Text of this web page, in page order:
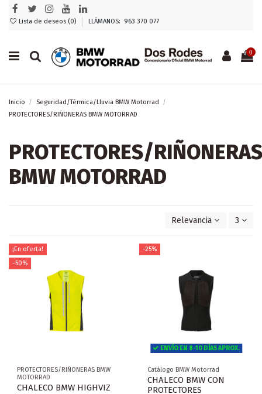
Lista de deseos (0) LLÁMANOS: 963 370 077
0
Inicio
Seguridad/Térmica/Lluvia BMW Motorrad
PROTECTORES/RIÑONERAS BMW MOTORRAD
PROTECTORES/RIÑONERAS
BMW MOTORRAD
Relevancia 3
¡En oferta!
-50%
PROTECTORES/RIÑONERAS BMW
MOTORRAD
CHALECO BMW HIGHVIZ
-25%
ENVÍO EN 8-10 DÍAS APROX.
Catálogo BMW Motorrad
CHALECO BMW CON
PROTECTORES